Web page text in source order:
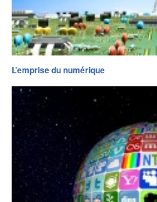
L’emprise du numérique